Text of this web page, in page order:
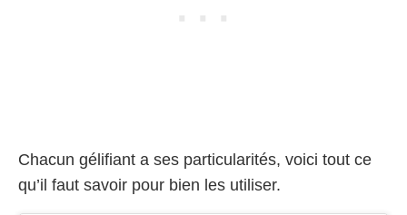
Chacun gélifiant a ses particularités, voici tout ce
qu’il faut savoir pour bien les utiliser.